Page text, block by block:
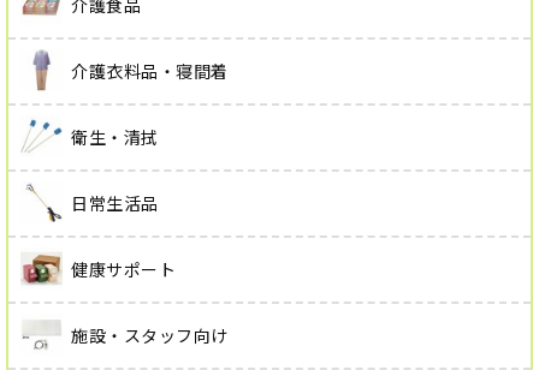
介護食品
介護衣料品・寝間着
衛生・清拭
日常生活品
健康サポート
施設・スタッフ向け